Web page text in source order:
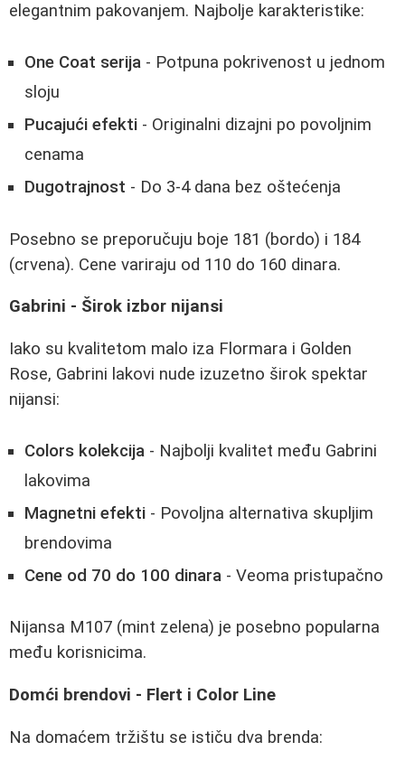
elegantnim pakovanjem. Najbolje karakteristike:
One Coat serija - Potpuna pokrivenost u jednom
sloju
Pucajući efekti - Originalni dizajni po povoljnim
cenama
Dugotrajnost - Do 3-4 dana bez oštećenja
Posebno se preporučuju boje 181 (bordo) i 184
(crvena). Cene variraju od 110 do 160 dinara.
Gabrini - Širok izbor nijansi
Iako su kvalitetom malo iza Flormara i Golden
Rose, Gabrini lakovi nude izuzetno širok spektar
nijansi:
Colors kolekcija - Najbolji kvalitet među Gabrini
lakovima
Magnetni efekti - Povoljna alternativa skupljim
brendovima
Cene od 70 do 100 dinara - Veoma pristupačno
Nijansa M107 (mint zelena) je posebno popularna
među korisnicima.
Domći brendovi - Flert i Color Line
Na domaćem tržištu se ističu dva brenda: